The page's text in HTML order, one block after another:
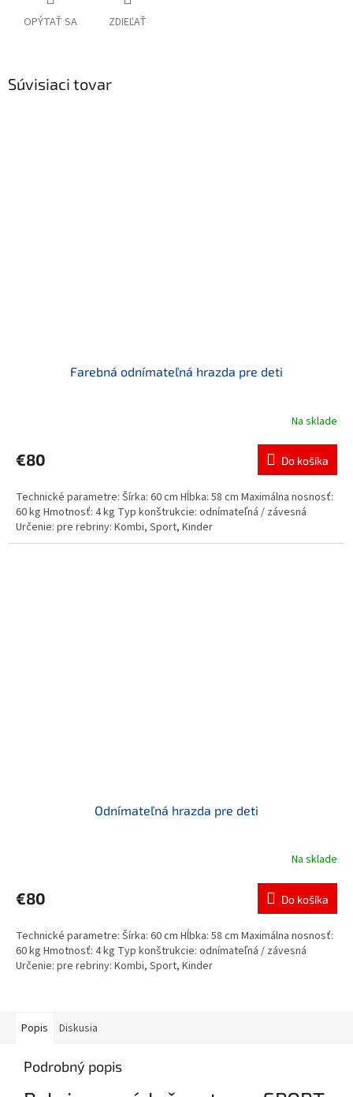
OPÝTAŤ SA ZDIEĽAŤ
Súvisiaci tovar
Farebná odnímateľná hrazda pre deti
Na sklade
€80 Do košíka
Technické parametre: Šírka: 60 cm Hĺbka: 58 cm Maximálna nosnosť:
60 kg Hmotnosť: 4 kg Typ konštrukcie: odnímateľná / závesná
Určenie: pre rebriny: Kombi, Sport, Kinder
Odnímateľná hrazda pre deti
Na sklade
€80 Do košíka
Technické parametre: Šírka: 60 cm Hĺbka: 58 cm Maximálna nosnosť:
60 kg Hmotnosť: 4 kg Typ konštrukcie: odnímateľná / závesná
Určenie: pre rebriny: Kombi, Sport, Kinder
Popis Diskusia
Podrobný popis